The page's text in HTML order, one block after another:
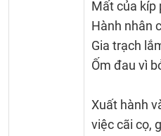
Mất của kíp
Hành nhân
Gia trạch
Ốm đau vì
Xuất hành
việc cãi cọ,